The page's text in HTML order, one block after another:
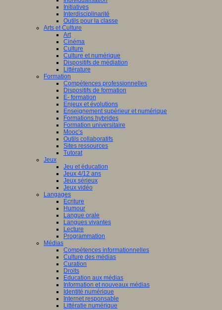
Initiatives
Interdisciplinarité
Outils pour la classe
Arts et Culture
Art
Cinéma
Culture
Culture et numérique
Dispositifs de médiation
Littérature
Formation
Compétences professionnelles
Dispositifs de formation
E- formation
Enjeux et évolutions
Enseignement supérieur et numérique
Formations hybrides
Formation universitaire
Mooc’s
Outils collaboratifs
Sites ressources
Tutorat
Jeux
Jeu et éducation
Jeux 4/12 ans
Jeux sérieux
Jeux vidéo
Langages
Ecriture
Humour
Langue orale
Langues vivantes
Lecture
Programmation
Médias
Compétences informationnelles
Culture des médias
Curation
Droits
Education aux médias
Information et nouveaux médias
Identité numérique
Internet responsable
Littératie numérique